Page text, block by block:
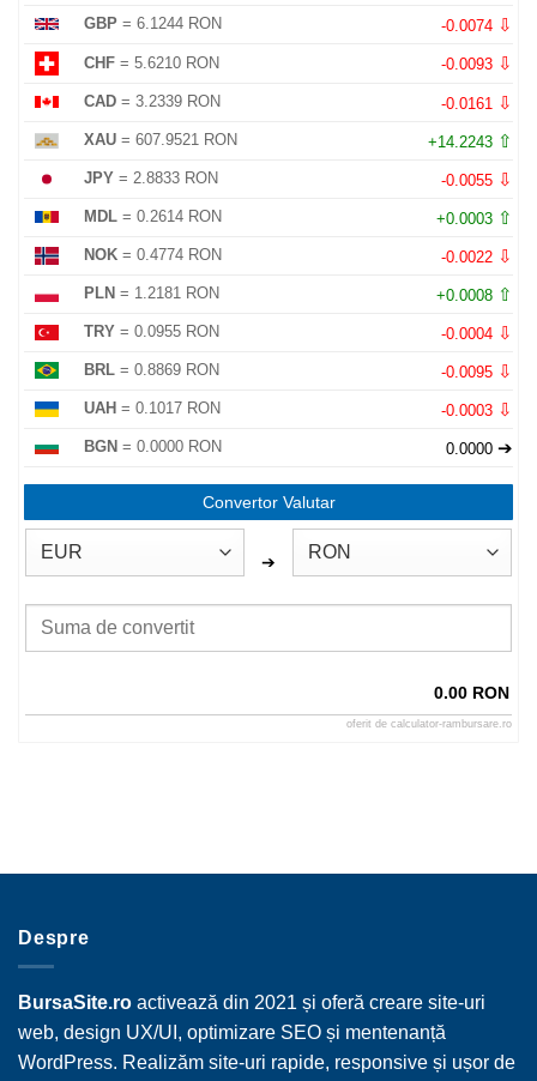
GBP = 6.1244 RON -0.0074 ⇩
CHF = 5.6210 RON -0.0093 ⇩
CAD = 3.2339 RON -0.0161 ⇩
XAU = 607.9521 RON +14.2243 ⇧
JPY = 2.8833 RON -0.0055 ⇩
MDL = 0.2614 RON +0.0003 ⇧
NOK = 0.4774 RON -0.0022 ⇩
PLN = 1.2181 RON +0.0008 ⇧
TRY = 0.0955 RON -0.0004 ⇩
BRL = 0.8869 RON -0.0095 ⇩
UAH = 0.1017 RON -0.0003 ⇩
BGN = 0.0000 RON 0.0000 ➔
Convertor Valutar
➔
0.00 RON
oferit decalculator-rambursare.ro
Despre
BursaSite.ro activează din 2021 și oferă creare site-uri
web, design UX/UI, optimizare SEO și mentenanță
WordPress. Realizăm site-uri rapide, responsive și ușor de